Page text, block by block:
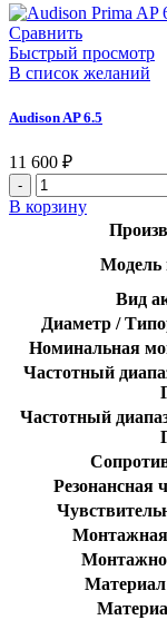
Сравнить
Быстрый просмотр
В список желаний
Audison AP 6.5
11 600 ₽
Количество
товара
Audison
В корзину
Модель
Вид
Диаметр /
Номинальная
Частотный
Частотный
Резонансная